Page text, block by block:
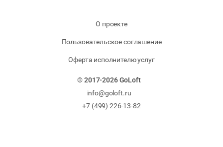
О проекте
Пользовательское соглашение
Оферта исполнителю услуг
© 2017-2026 GoLoft
info@goloft.ru
+7 (499) 226-13-82